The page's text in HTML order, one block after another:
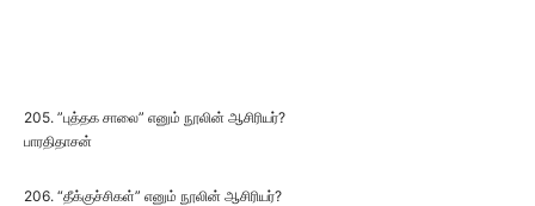
205. ”புத்தக சாலை” எனும் நூலின் ஆசிரியர்?
பாரதிதாசன்
206. “தீக்குச்சிகள்” எனும் நூலின் ஆசிரியர்?